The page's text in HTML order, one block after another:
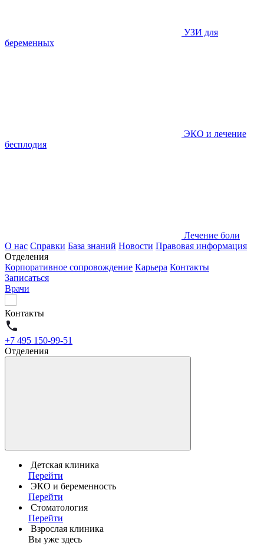
УЗИ для
беременных
ЭКО и лечение
бесплодия
Лечение боли
О нас Справки База знаний Новости Правовая информация
Отделения
Корпоративное сопровождение Карьера Контакты
Записаться
Врачи
Контакты
+7 495 150-99-51
Отделения
Детская клиника
Перейти
ЭКО и беременность
Перейти
Стоматология
Перейти
Взрослая клиника
Вы уже здесь